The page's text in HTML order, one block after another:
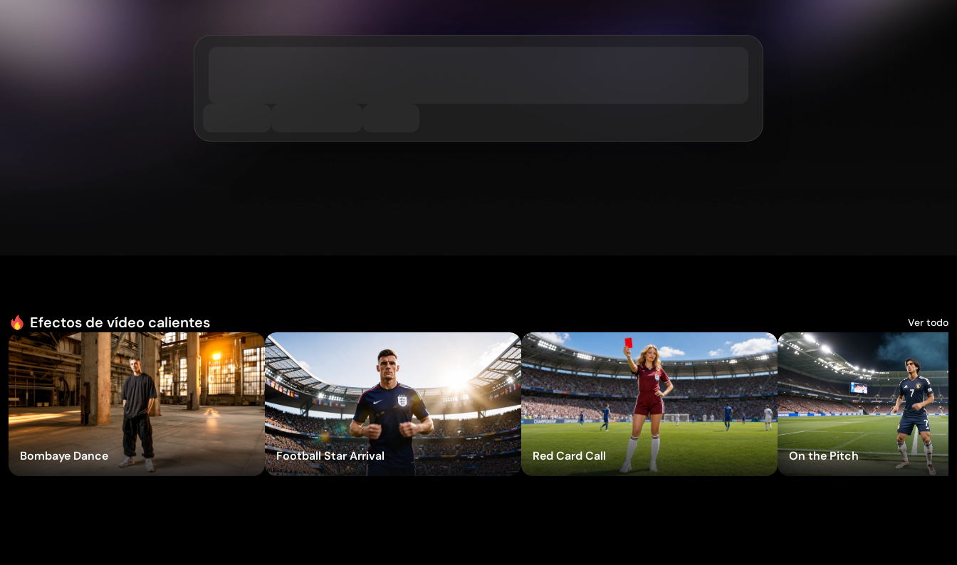
Efectos de vídeo calientes Ver todo
Probar efectos
Bombaye Dance
Probar efectos
Football Star Arrival
Probar efectos
Red Card Call
Probar efectos
On the Pitch